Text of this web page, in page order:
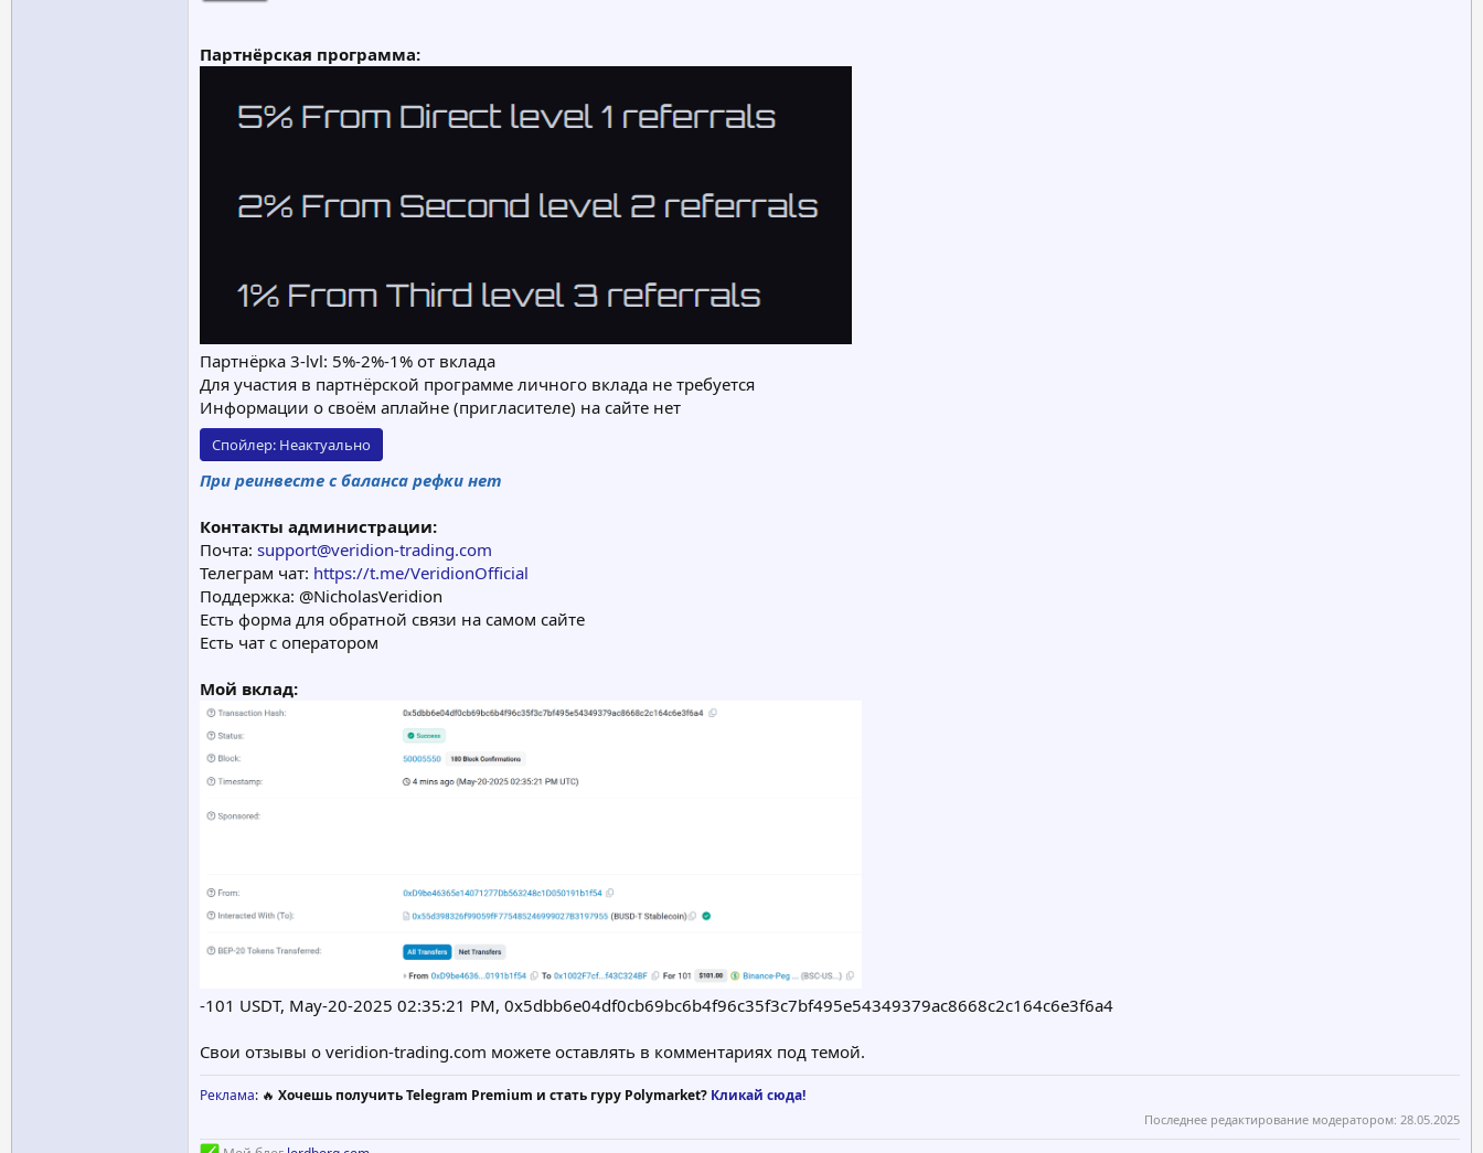
Партнёрская программа:
Партнёрка 3-lvl: 5%-2%-1% от вклада
Для участия в партнёрской программе личного вклада не требуется
Информации о своём аплайне (пригласителе) на сайте нет
Спойлер: Неактуально
При реинвесте с баланса рефки нет
Контакты администрации:
Почта: support@veridion-trading.com
Телеграм чат: https://t.me/VeridionOfficial
Поддержка: @NicholasVeridion
Есть форма для обратной связи на самом сайте
Есть чат с оператором
Мой вклад:
-101 USDT, May-20-2025 02:35:21 PM, 0x5dbb6e04df0cb69bc6b4f96c35f3c7bf495e54349379ac8668c2c164c6e3f6a4
Свои отзывы о veridion-trading.com можете оставлять в комментариях под темой.
Реклама: 🔥 Хочешь получить Telegram Premium и стать гуру Polymarket? Кликай сюда!
Последнее редактирование модератором: 28.05.2025